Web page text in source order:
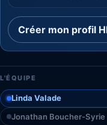
Créer mon profil
L'ÉQUIPE
Linda Valade
Jonathan Boucher-Syrie